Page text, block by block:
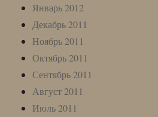
Январь 2012
Декабрь 2011
Ноябрь 2011
Октябрь 2011
Сентябрь 2011
Август 2011
Июль 2011